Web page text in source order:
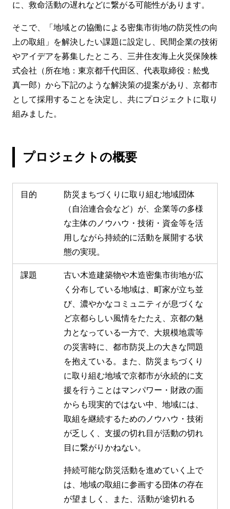
に、救命活動の遅れなどに繋がる可能性があります。
そこで、「地域との協働による密集市街地の防災性の向
上の取組」を解決したい課題に設定し、民間企業の技術
やアイデアを募集したところ、三井住友海上火災保険株
式会社（所在地：東京都千代田区、代表取締役：舩曵
真一郎）から下記のような解決策の提案があり、京都市
として採用することを決定し、共にプロジェクトに取り
組みました。
プロジェクトの概要
目的
防災まちづくりに取り組む地域団体
（自治連合会など）が、企業等の多様
な主体のノウハウ・技術・資金等を活
用しながら持続的に活動を展開する状
態の実現。
課題
古い木造建築物や木造密集市街地が広
く分布している地域は、町家が立ち並
び、濃やかなコミュニティが息づくな
ど京都らしい風情をたたえ、京都の魅
力となっている一方で、大規模地震等
の災害時に、都市防災上の大きな問題
を抱えている。また、防災まちづくり
に取り組む地域で京都市が永続的に支
援を行うことはマンパワー・財政の面
からも現実的ではない中、地域には、
取組を継続するためのノウハウ・技術
が乏しく、支援の切れ目が活動の切れ
目に繋がりかねない。
持続可能な防災活動を進めていく上で
は、地域の取組に参画する団体の存在
が望ましく、また、活動が途切れる